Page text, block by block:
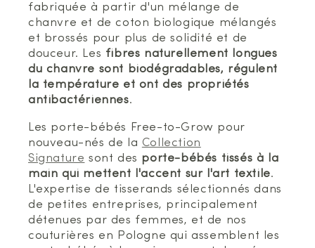
fabriquée à partir d'un mélange de
chanvre et de coton biologique mélangés
et brossés pour plus de solidité et de
douceur. Les fibres naturellement longues
du chanvre sont biodégradables, régulent
la température et ont des propriétés
antibactériennes.
Les porte-bébés Free-to-Grow pour
nouveau-nés de la Collection
Signature sont des porte-bébés tissés à la
main qui mettent l'accent sur l'art textile.
L'expertise de tisserands sélectionnés dans
de petites entreprises, principalement
détenues par des femmes, et de nos
couturières en Pologne qui assemblent les